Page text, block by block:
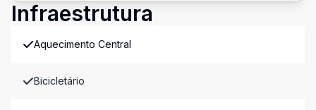
Infraestrutura
Aquecimento Central
Bicicletário